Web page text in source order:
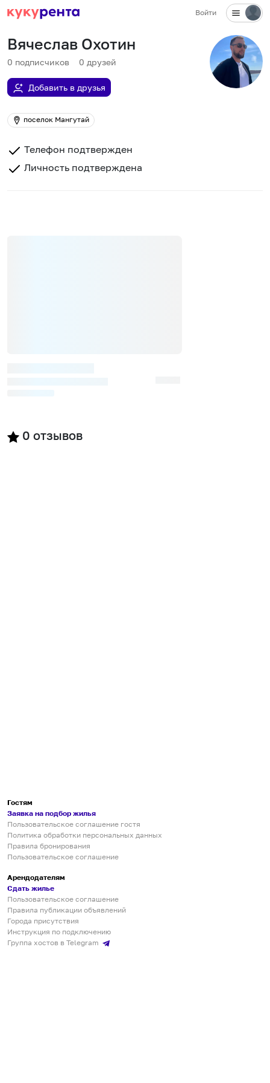
Войти
Вячеслав Охотин
0 подписчиков 0 друзей
Добавить в друзья
поселок Мангутай
Телефон подтвержден
Личность подтверждена
0 отзывов
Гостям
Заявка на подбор жилья
Пользовательское соглашение гостя
Политика обработки персональных данных
Правила бронирования
Пользовательское соглашение
Арендодателям
Сдать жилье
Пользовательское соглашение
Правила публикации объявлений
Города присутствия
Инструкция по подключению
Группа хостов в Telegram